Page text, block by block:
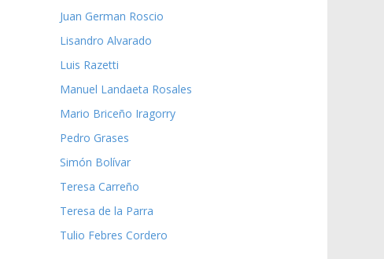
Juan German Roscio
Lisandro Alvarado
Luis Razetti
Manuel Landaeta Rosales
Mario Briceño Iragorry
Pedro Grases
Simón Bolívar
Teresa Carreño
Teresa de la Parra
Tulio Febres Cordero